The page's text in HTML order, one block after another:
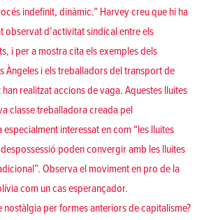
indefinit, dinàmic.” Harvey creu que hi ha
observat d’activitat sindical entre els
i per a mostra cita els exemples dels
Àngeles i els treballadors del transport de
realitzat accions de vaga. Aquestes lluites
classe treballadora creada pel
interessat en com “les lluites
poden convergir amb les lluites
Observa el moviment en pro de la
com un cas esperançador.
nostàlgia per formes anteriors de capitalisme?